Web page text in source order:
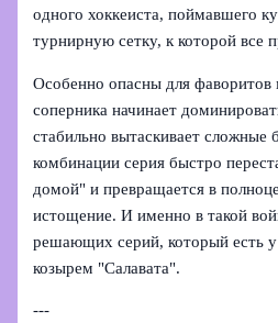
одного хоккеиста, поймавшего
турнирную сетку, к которой все
Особенно опасны для фаворитов
соперника начинает
стабильно вытаскивает сложные
комбинации серия быстро
домой" и превращается в
истощение. И именно в такой
решающих серий, который есть
козырем "Салавата".
---